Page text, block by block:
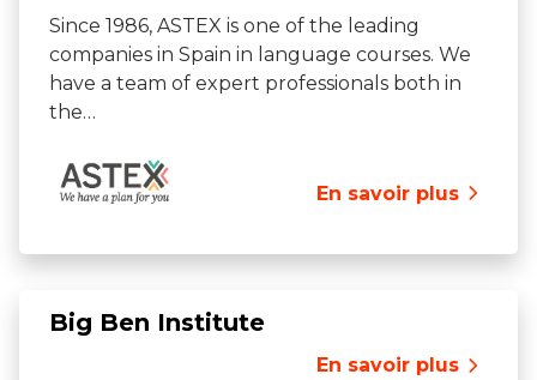
Since 1986, ASTEX is one of the leading
companies in Spain in language courses. We
have a team of expert professionals both in
the…
En savoir plus
Big Ben Institute
En savoir plus